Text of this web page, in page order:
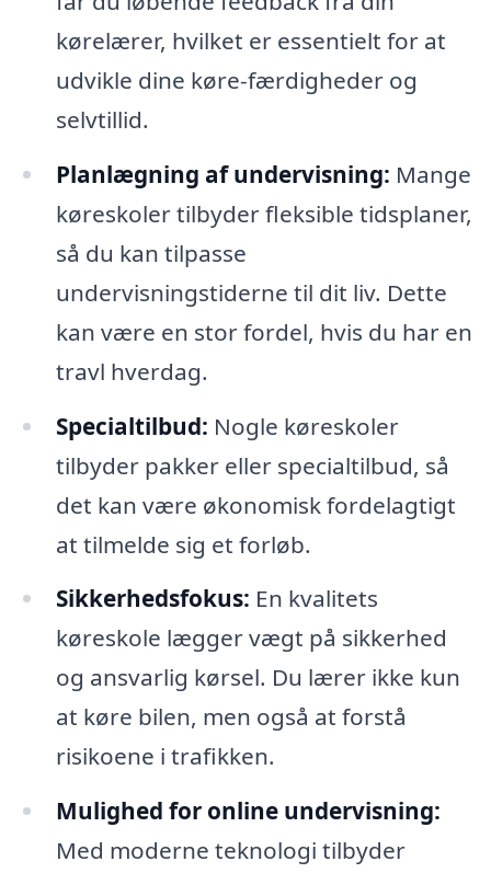
kørelærer, hvilket er essentielt for at
udvikle dine køre-færdigheder og
selvtillid.
Planlægning af undervisning: Mange
køreskoler tilbyder fleksible tidsplaner,
så du kan tilpasse
undervisningstiderne til dit liv. Dette
kan være en stor fordel, hvis du har en
travl hverdag.
Specialtilbud: Nogle køreskoler
tilbyder pakker eller specialtilbud, så
det kan være økonomisk fordelagtigt
at tilmelde sig et forløb.
Sikkerhedsfokus: En kvalitets
køreskole lægger vægt på sikkerhed
og ansvarlig kørsel. Du lærer ikke kun
at køre bilen, men også at forstå
risikoene i trafikken.
Mulighed for online undervisning:
Med moderne teknologi tilbyder